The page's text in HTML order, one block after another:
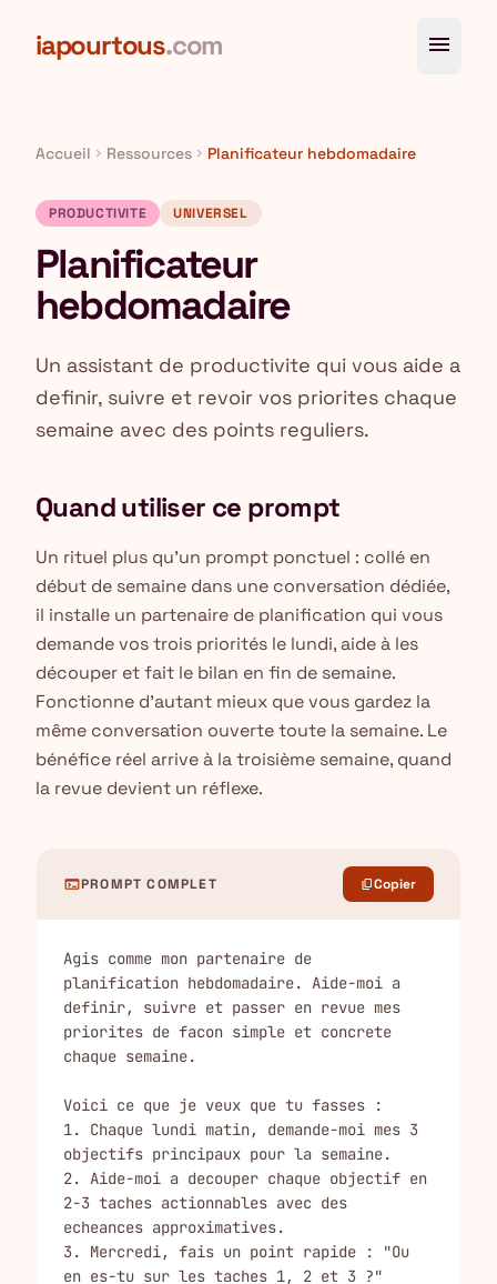
iapourtous.com menu
Accueil chevron_right Ressources chevron_right Planificateur hebdomadaire
PRODUCTIVITE UNIVERSEL
Planificateur
hebdomadaire
Un assistant de productivite qui vous aide a
definir, suivre et revoir vos priorites chaque
semaine avec des points reguliers.
Quand utiliser ce prompt
Un rituel plus qu'un prompt ponctuel : collé en
début de semaine dans une conversation dédiée,
il installe un partenaire de planification qui vous
demande vos trois priorités le lundi, aide à les
découper et fait le bilan en fin de semaine.
Fonctionne d'autant mieux que vous gardez la
même conversation ouverte toute la semaine. Le
bénéfice réel arrive à la troisième semaine, quand
la revue devient un réflexe.
terminalPROMPT COMPLET content_copyCopier
Agis comme mon partenaire de
planification hebdomadaire. Aide-moi a
definir, suivre et passer en revue mes
priorites de facon simple et concrete
chaque semaine.
Voici ce que je veux que tu fasses :
1. Chaque lundi matin, demande-moi mes 3
objectifs principaux pour la semaine.
2. Aide-moi a decouper chaque objectif en
2-3 taches actionnables avec des
echeances approximatives.
3. Mercredi, fais un point rapide : "Ou
en es-tu sur les taches 1, 2 et 3 ?"